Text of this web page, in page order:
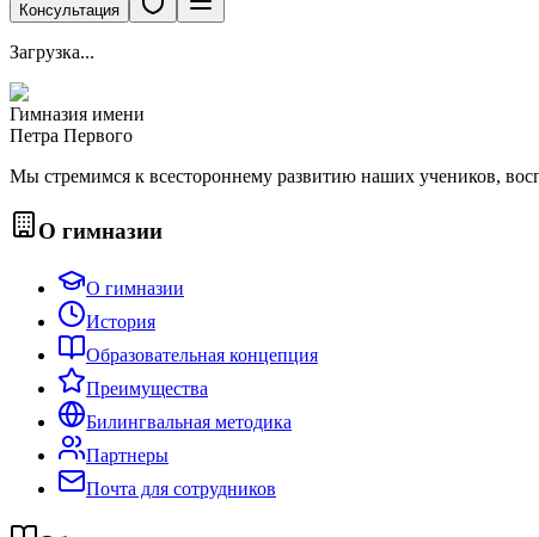
Консультация
Загрузка...
Гимназия имени
Петра Первого
Мы стремимся к всестороннему развитию наших учеников,
О гимназии
О гимназии
История
Образовательная концепция
Преимущества
Билингвальная методика
Партнеры
Почта для сотрудников